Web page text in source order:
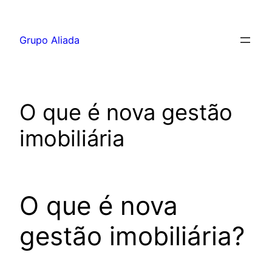
Grupo Aliada
O que é nova gestão
imobiliária
O que é nova
gestão imobiliária?